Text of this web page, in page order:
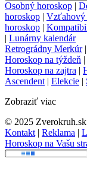
Osobný horoskop |
horoskop | Vzťahový
horoskop |
| Lunárny kalendár
Retrográdny Merkúr|
Horoskop na týždeň |
Horoskop na zajtra |
Ascendent | Elekcie |
Zobraziť viac
© 2025 Zverokruh.sk
Kontakt | Reklama |
Horoskop na Vašu